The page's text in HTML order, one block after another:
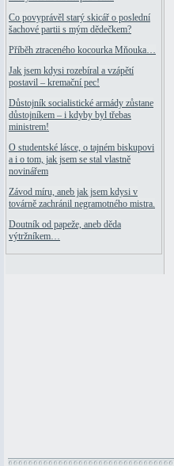
Co povyprávěl starý skicář o poslední
šachové partii s mým dědečkem?
Příběh ztraceného kocourka Mňouka…
Jak jsem kdysi rozebíral a vzápětí
postavil – kremační pec!
Důstojník socialistické armády zůstane
důstojníkem – i kdyby byl třebas
ministrem!
O studentské lásce, o tajném biskupovi
a i o tom, jak jsem se stal vlastně
novinářem
Závod míru, aneb jak jsem kdysi v
továrně zachránil negramotného mistra.
Doutník od papeže, aneb děda
výtržníkem…